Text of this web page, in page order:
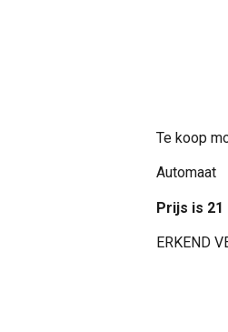
Te koop
Automaat
Prijs is 21
ERKEND